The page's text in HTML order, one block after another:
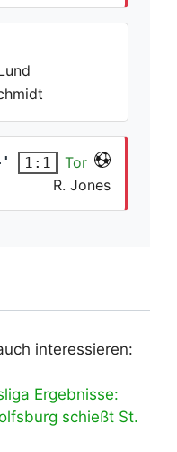
1:1
Tor
R. Jones
interessieren:
Ergebnisse:
schießt St.